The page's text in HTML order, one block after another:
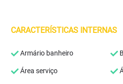
CARACTERÍSTICAS INTERNAS
Armário banheiro
Área serviço